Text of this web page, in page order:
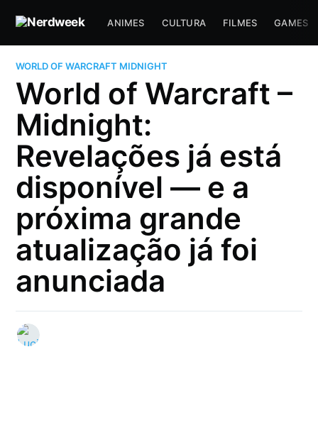
ANIMES CULTURA FILMES GAMES
WORLD OF WARCRAFT MIDNIGHT
World of Warcraft –
Midnight:
Revelações já está
disponível — e a
próxima grande
atualização já foi
anunciada